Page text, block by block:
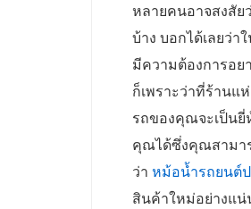
หลายคนอาจสงสั
บ้าง บอกได้เลยว่
มีความต้องการอ
ก็เพราะว่าที่ร้านแ
รถของคุณจะเป็น
คุณได้ซึ่งคุณสามาร
ว่า หม้อน้ำรถยนต์ป
สินค้าใหม่อย่างแ